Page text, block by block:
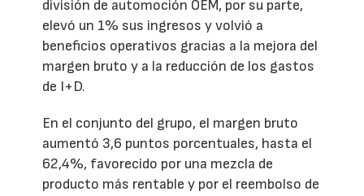
división de automoción OEM, por su parte,
elevó un 1% sus ingresos y volvió a
beneficios operativos gracias a la mejora del
margen bruto y a la reducción de los gastos
de I+D.
En el conjunto del grupo, el margen bruto
aumentó 3,6 puntos porcentuales, hasta el
62,4%, favorecido por una mezcla de
producto más rentable y por el reembolso de